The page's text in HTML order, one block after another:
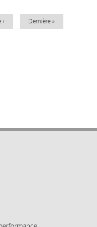
Dernière
Dernière »